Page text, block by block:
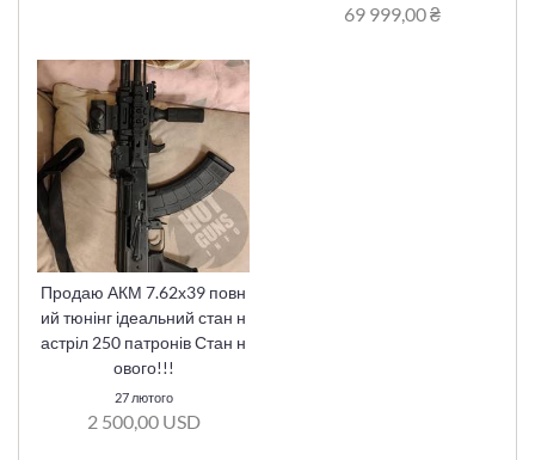
69 999,00 ₴
Продаю АКМ 7.62х39 повн
ий тюнінг ідеальний стан н
астріл 250 патронів Стан н
ового!!!
27 лютого
2 500,00 USD